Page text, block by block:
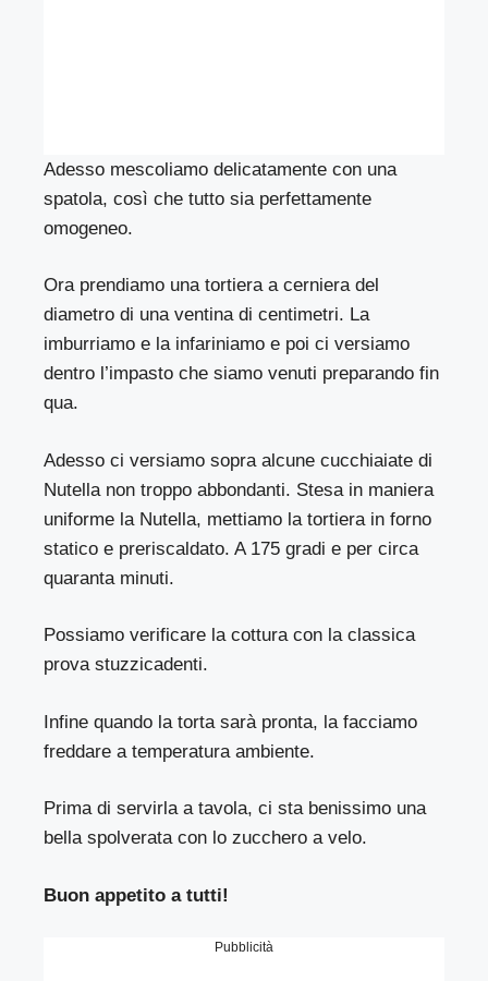
Adesso mescoliamo delicatamente con una
spatola, così che tutto sia perfettamente
omogeneo.
Ora prendiamo una tortiera a cerniera del
diametro di una ventina di centimetri. La
imburriamo e la infariniamo e poi ci versiamo
dentro l’impasto che siamo venuti preparando fin
qua.
Adesso ci versiamo sopra alcune cucchiaiate di
Nutella non troppo abbondanti. Stesa in maniera
uniforme la Nutella, mettiamo la tortiera in forno
statico e preriscaldato. A 175 gradi e per circa
quaranta minuti.
Possiamo verificare la cottura con la classica
prova stuzzicadenti.
Infine quando la torta sarà pronta, la facciamo
freddare a temperatura ambiente.
Prima di servirla a tavola, ci sta benissimo una
bella spolverata con lo zucchero a velo.
Buon appetito a tutti!
Pubblicità